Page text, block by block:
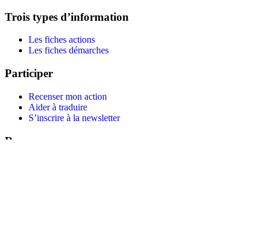
Trois types d’information
Les fiches actions
Les fiches démarches
Participer
Recenser mon action
Aider à traduire
S’inscrire à la newsletter
Ressources